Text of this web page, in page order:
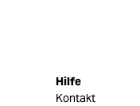
Hilfe
Kontakt